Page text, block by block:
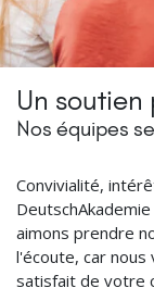
Un soutien
Nos équipes
Convivialité,
aimons prendre
l'écoute, car
satisfait de votre